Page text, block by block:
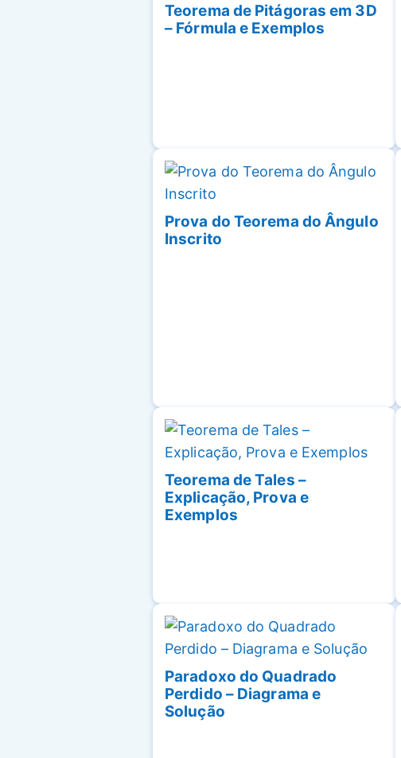
Teorema de Pitágoras em 3D
– Fórmula e Exemplos
Prova do Teorema do Ângulo
Inscrito
Teorema de Tales –
Explicação, Prova e
Exemplos
Paradoxo do Quadrado
Perdido – Diagrama e
Solução